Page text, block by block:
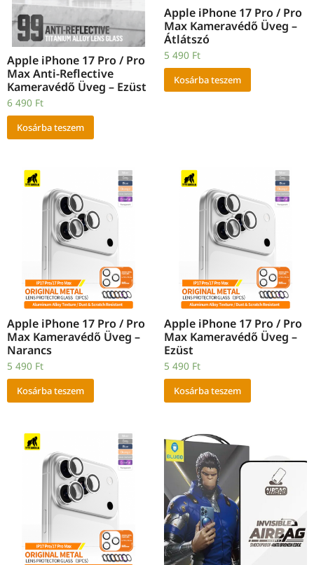
Apple iPhone 17 Pro / Pro
Max Anti-Reflective
Kameravédő Üveg – Ezüst
6 490 Ft
Kosárba teszem
Apple iPhone 17 Pro / Pro
Max Kameravédő Üveg –
Átlátszó
5 490 Ft
Kosárba teszem
Apple iPhone 17 Pro / Pro
Max Kameravédő Üveg –
Narancs
5 490 Ft
Kosárba teszem
Apple iPhone 17 Pro / Pro
Max Kameravédő Üveg –
Ezüst
5 490 Ft
Kosárba teszem